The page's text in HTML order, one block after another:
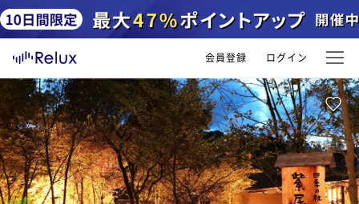
会員登録 ログイン